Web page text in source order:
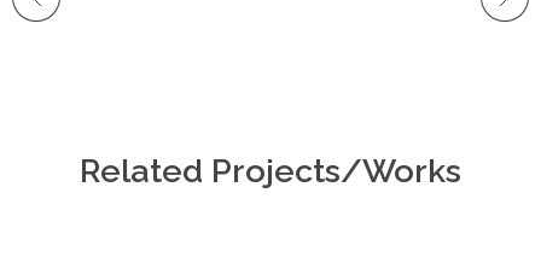
Related Projects/Works